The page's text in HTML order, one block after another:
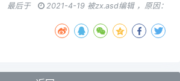
最后于 2021-4-19 被zx.asd编辑 ，原因：